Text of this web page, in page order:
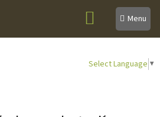
Select Language ▼
NÁKUPNÍ
KOŠÍK